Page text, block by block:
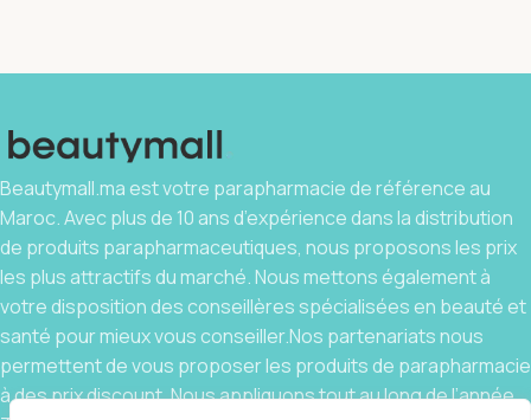
Beautymall.ma est votre parapharmacie de référence au
Maroc. Avec plus de 10 ans d’expérience dans la distribution
de produits parapharmaceutiques, nous proposons les prix
les plus attractifs du marché. Nous mettons également à
votre disposition des conseillères spécialisées en beauté et
santé pour mieux vous conseiller.Nos partenariats nous
permettent de vous proposer les produits de parapharmacie
à des prix discount. Nous appliquons tout au long de l’année